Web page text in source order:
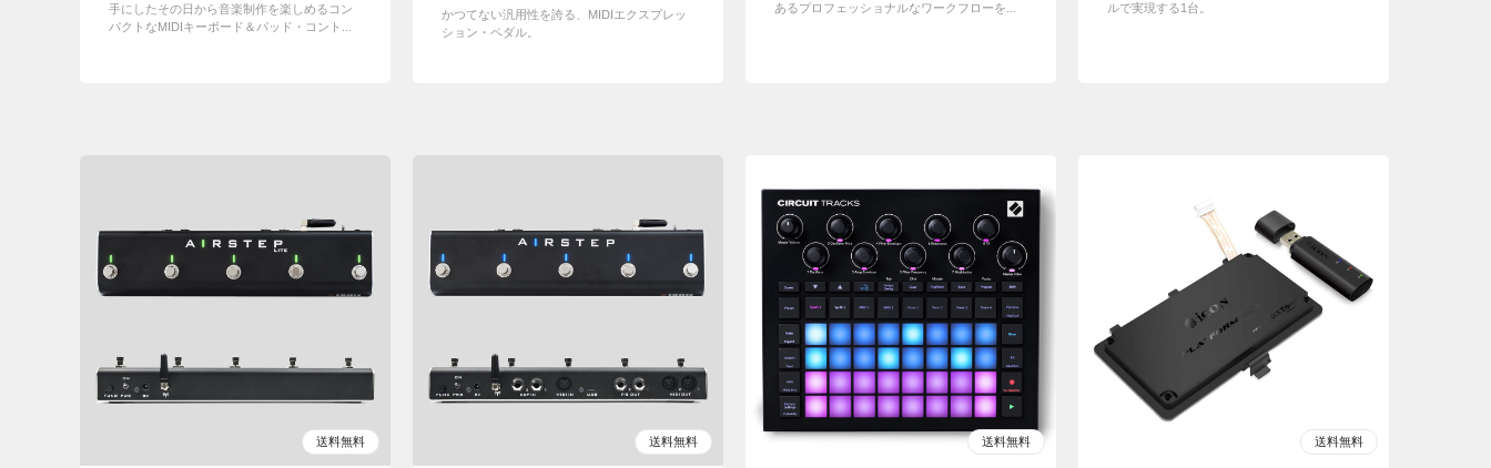
手にしたその日から音楽制作を楽しめるコン
パクトなMIDIキーボード＆パッド・コント...
かつてない汎用性を誇る、MIDIエクスプレッ
ション・ペダル。
あるプロフェッショナルなワークフローを...
ルで実現する1台。